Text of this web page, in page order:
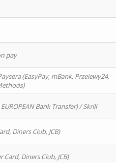
pay
(EasyPay, mBank, Przelewy24,
Bank Transfer) / Skrill
Diners Club, JCB)
Diners Club, JCB)